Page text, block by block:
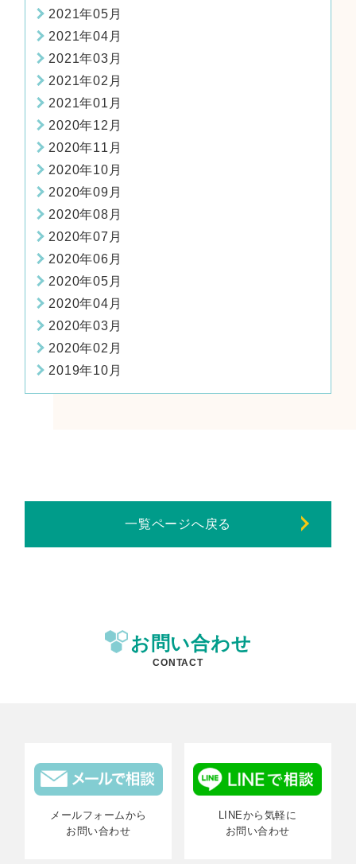
2021年05月
2021年04月
2021年03月
2021年02月
2021年01月
2020年12月
2020年11月
2020年10月
2020年09月
2020年08月
2020年07月
2020年06月
2020年05月
2020年04月
2020年03月
2020年02月
2019年10月
一覧ページへ戻る
お問い合わせ
CONTACT
メールフォームから
お問い合わせ
LINEから気軽に
お問い合わせ